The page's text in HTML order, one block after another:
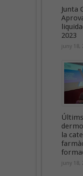
Junta
2023
juny 18,
la
juny 18,